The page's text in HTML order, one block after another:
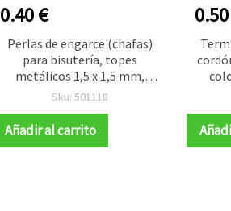
0.40 €
Perlas de engarce (chafas)
para bisutería, topes
metálicos 1,5 x 1,5 mm,
color cobre - 100 unidades
Sku: 501118
Añadir al carrito